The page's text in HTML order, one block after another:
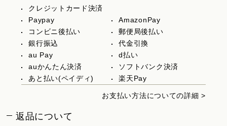
クレジットカード決済
Paypay
AmazonPay
コンビニ後払い
郵便局後払い
銀行振込
代金引換
au Pay
d払い
auかんたん決済
ソフトバンク決済
あと払い(ペイディ)
楽天Pay
お支払い方法についての詳細 >
返品について